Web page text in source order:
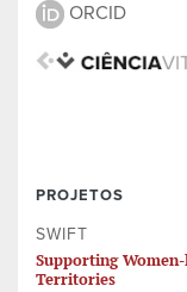
ORCID
PROJETOS
SWIFT
Supporting
Territories